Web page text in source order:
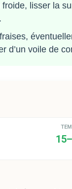
lisser la
d’un voile de